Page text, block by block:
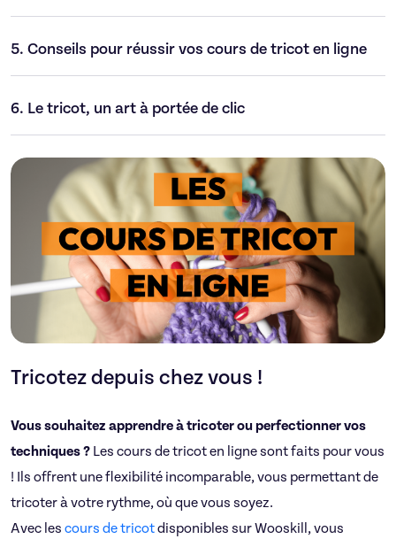
5. Conseils pour réussir vos cours de tricot en ligne
6. Le tricot, un art à portée de clic
Tricotez depuis chez vous !
Vous souhaitez apprendre à tricoter ou perfectionner vos
techniques ? Les cours de tricot en ligne sont faits pour vous
! Ils offrent une flexibilité incomparable, vous permettant de
tricoter à votre rythme, où que vous soyez.
Avec les cours de tricotdisponibles sur Wooskill, vous